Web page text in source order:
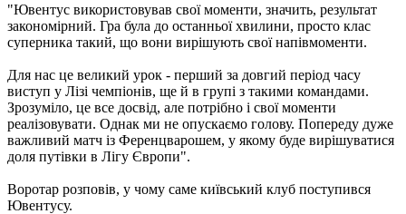
"Ювентус використовував свої моменти, значить, результат
закономірний. Гра була до останньої хвилини, просто клас
суперника такий, що вони вирішують свої напівмоменти.
Для нас це великий урок - перший за довгий період часу
виступ у Лізі чемпіонів, ще й в групі з такими командами.
Зрозуміло, це все досвід, але потрібно і свої моменти
реалізовувати. Однак ми не опускаємо голову. Попереду дуже
важливий матч із Ференцварошем, у якому буде вирішуватися
доля путівки в Лігу Європи".
Воротар розповів, у чому саме київський клуб поступився
Ювентусу.